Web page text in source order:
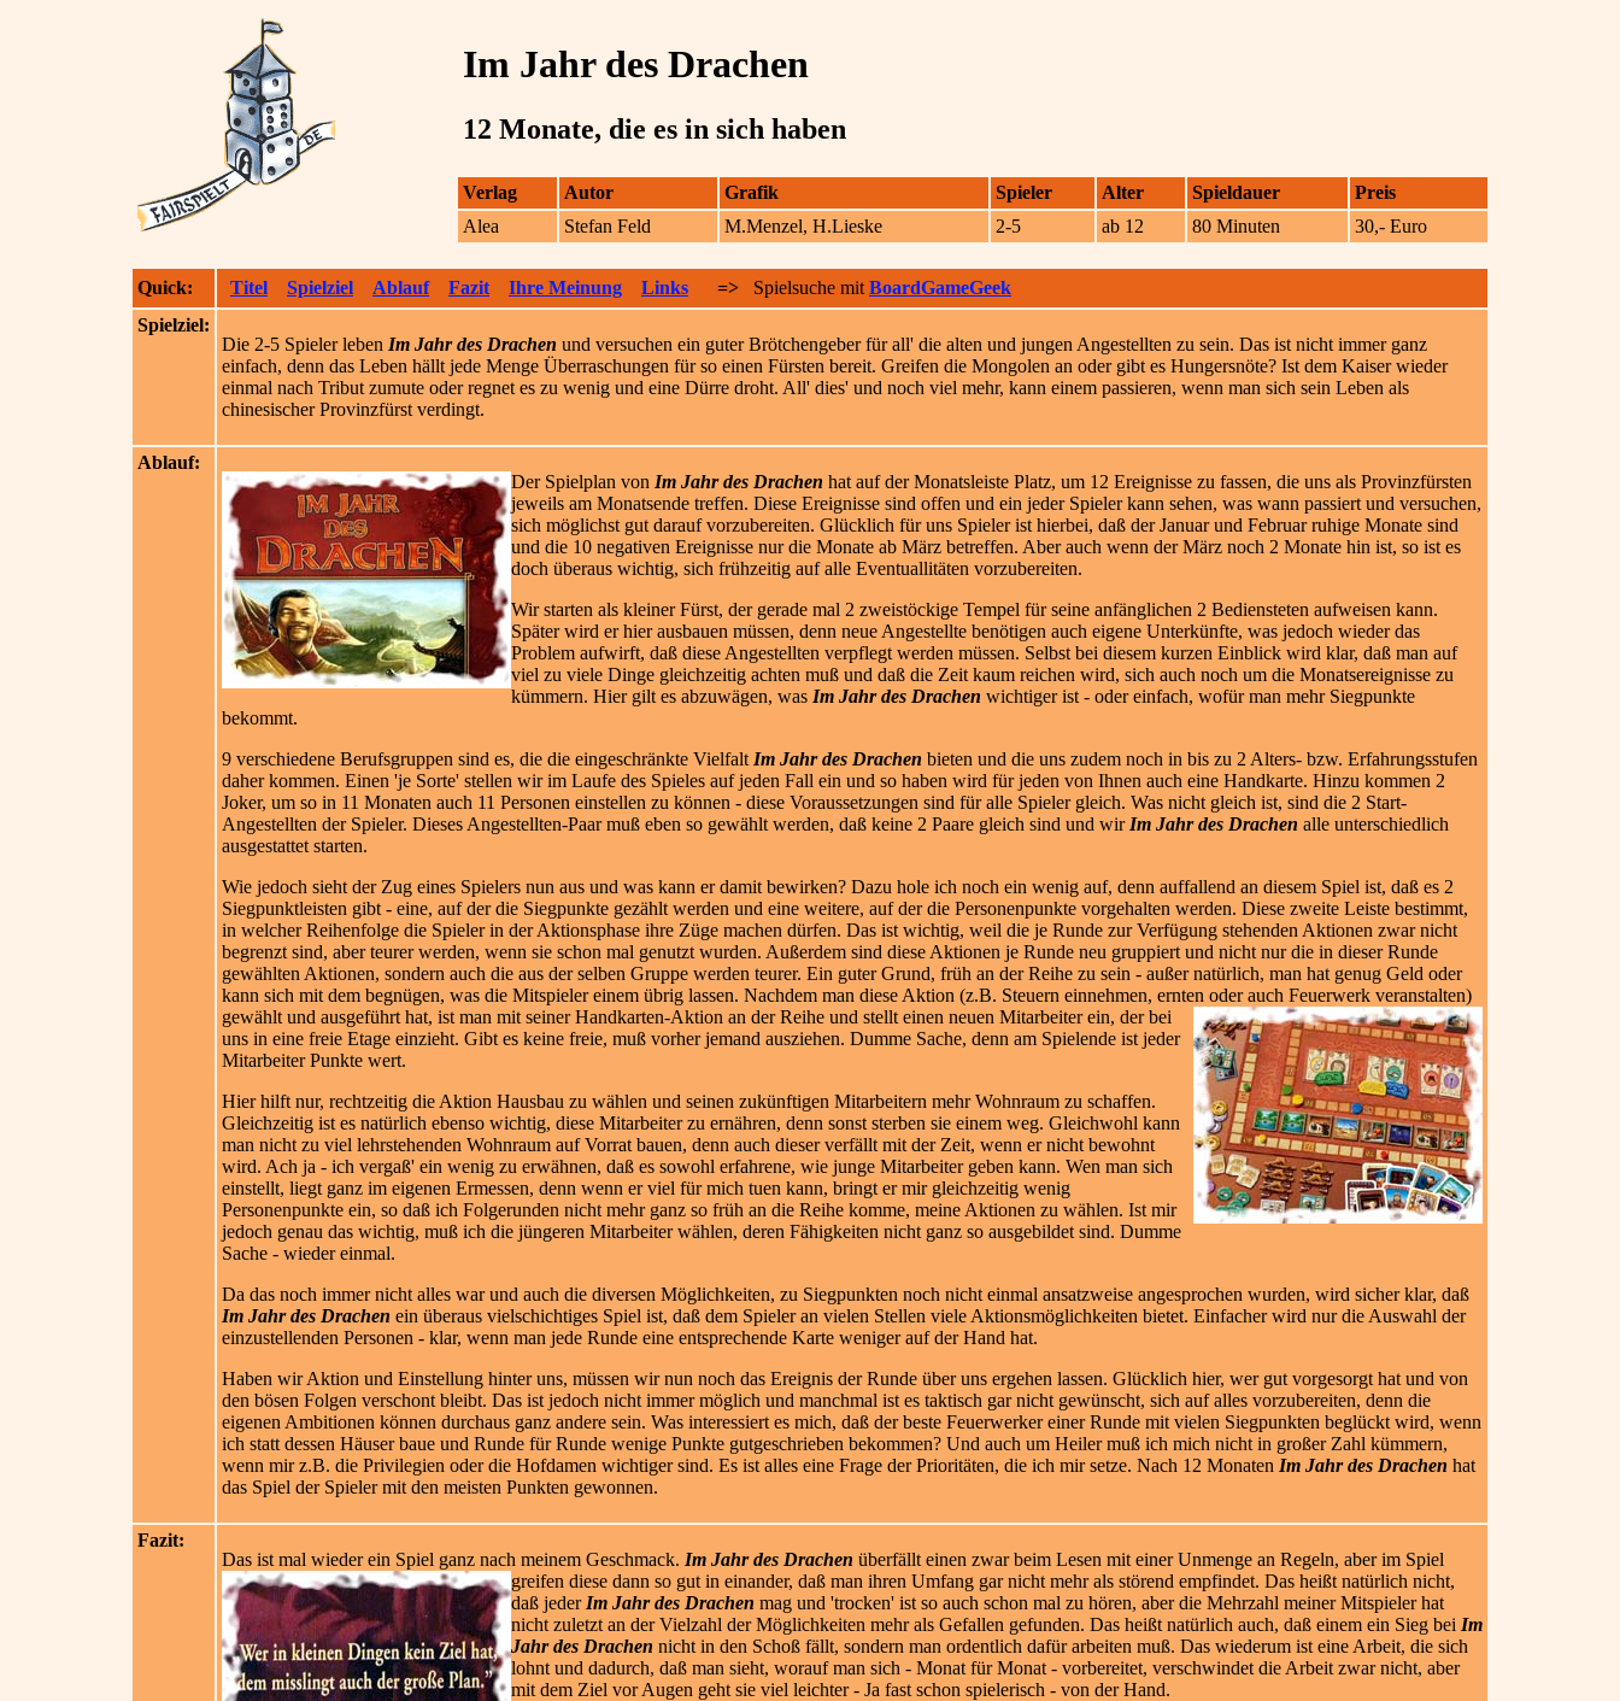
Im Jahr des Drachen
12 Monate, die es in sich haben
Verlag Autor Grafik Spieler Alter Spieldauer
Preis
Alea
Stefan Feld M.Menzel, H.Lieske 2-5 ab 12 80 Minuten 30,- Euro
Quick: Titel Spielziel Ablauf Fazit Ihre Meinung Links => Spielsuche mit BoardGameGeek
Spielziel:
Die 2-5 Spieler leben Im Jahr des Drachen und versuchen ein guter Brötchengeber für all' die alten und jungen Angestellten zu sein. Das ist nicht immer ganz
einfach, denn das Leben hällt jede Menge Überraschungen für so einen Fürsten bereit. Greifen die Mongolen an oder gibt es Hungersnöte? Ist dem Kaiser wieder
einmal nach Tribut zumute oder regnet es zu wenig und eine Dürre droht. All' dies' und noch viel mehr, kann einem passieren, wenn man sich sein Leben als
chinesischer Provinzfürst verdingt.
Ablauf:
Der Spielplan von Im Jahr des Drachen hat auf der Monatsleiste Platz, um 12 Ereignisse zu fassen, die uns als Provinzfürsten
jeweils am Monatsende treffen. Diese Ereignisse sind offen und ein jeder Spieler kann sehen, was wann passiert und versuchen,
sich möglichst gut darauf vorzubereiten. Glücklich für uns Spieler ist hierbei, daß der Januar und Februar ruhige Monate sind
und die 10 negativen Ereignisse nur die Monate ab März betreffen. Aber auch wenn der März noch 2 Monate hin ist, so ist es
doch überaus wichtig, sich frühzeitig auf alle Eventuallitäten vorzubereiten.
Wir starten als kleiner Fürst, der gerade mal 2 zweistöckige Tempel für seine anfänglichen 2 Bediensteten aufweisen kann.
Später wird er hier ausbauen müssen, denn neue Angestellte benötigen auch eigene Unterkünfte, was jedoch wieder das
Problem aufwirft, daß diese Angestellten verpflegt werden müssen. Selbst bei diesem kurzen Einblick wird klar, daß man auf
viel zu viele Dinge gleichzeitig achten muß und daß die Zeit kaum reichen wird, sich auch noch um die Monatsereignisse zu
kümmern. Hier gilt es abzuwägen, was Im Jahr des Drachen wichtiger ist - oder einfach, wofür man mehr Siegpunkte
bekommt.
9 verschiedene Berufsgruppen sind es, die die eingeschränkte Vielfalt Im Jahr des Drachen bieten und die uns zudem noch in bis zu 2 Alters- bzw. Erfahrungsstufen
daher kommen. Einen 'je Sorte' stellen wir im Laufe des Spieles auf jeden Fall ein und so haben wird für jeden von Ihnen auch eine Handkarte. Hinzu kommen 2
Joker, um so in 11 Monaten auch 11 Personen einstellen zu können - diese Voraussetzungen sind für alle Spieler gleich. Was nicht gleich ist, sind die 2 Start-
Angestellten der Spieler. Dieses Angestellten-Paar muß eben so gewählt werden, daß keine 2 Paare gleich sind und wir Im Jahr des Drachen alle unterschiedlich
ausgestattet starten.
Wie jedoch sieht der Zug eines Spielers nun aus und was kann er damit bewirken? Dazu hole ich noch ein wenig auf, denn auffallend an diesem Spiel ist, daß es 2
Siegpunktleisten gibt - eine, auf der die Siegpunkte gezählt werden und eine weitere, auf der die Personenpunkte vorgehalten werden. Diese zweite Leiste bestimmt,
in welcher Reihenfolge die Spieler in der Aktionsphase ihre Züge machen dürfen. Das ist wichtig, weil die je Runde zur Verfügung stehenden Aktionen zwar nicht
begrenzt sind, aber teurer werden, wenn sie schon mal genutzt wurden. Außerdem sind diese Aktionen je Runde neu gruppiert und nicht nur die in dieser Runde
gewählten Aktionen, sondern auch die aus der selben Gruppe werden teurer. Ein guter Grund, früh an der Reihe zu sein - außer natürlich, man hat genug Geld oder
kann sich mit dem begnügen, was die Mitspieler einem übrig lassen. Nachdem man diese Aktion (z.B. Steuern einnehmen, ernten oder auch Feuerwerk veranstalten)
gewählt und ausgeführt hat, ist man mit seiner Handkarten-Aktion an der Reihe und stellt einen neuen Mitarbeiter ein, der bei
uns in eine freie Etage einzieht. Gibt es keine freie, muß vorher jemand ausziehen. Dumme Sache, denn am Spielende ist jeder
Mitarbeiter Punkte wert.
Hier hilft nur, rechtzeitig die Aktion Hausbau zu wählen und seinen zukünftigen Mitarbeitern mehr Wohnraum zu schaffen.
Gleichzeitig ist es natürlich ebenso wichtig, diese Mitarbeiter zu ernähren, denn sonst sterben sie einem weg. Gleichwohl kann
man nicht zu viel lehrstehenden Wohnraum auf Vorrat bauen, denn auch dieser verfällt mit der Zeit, wenn er nicht bewohnt
wird. Ach ja - ich vergaß' ein wenig zu erwähnen, daß es sowohl erfahrene, wie junge Mitarbeiter geben kann. Wen man sich
einstellt, liegt ganz im eigenen Ermessen, denn wenn er viel für mich tuen kann, bringt er mir gleichzeitig wenig
Personenpunkte ein, so daß ich Folgerunden nicht mehr ganz so früh an die Reihe komme, meine Aktionen zu wählen. Ist mir
jedoch genau das wichtig, muß ich die jüngeren Mitarbeiter wählen, deren Fähigkeiten nicht ganz so ausgebildet sind. Dumme
Sache - wieder einmal.
Da das noch immer nicht alles war und auch die diversen Möglichkeiten, zu Siegpunkten noch nicht einmal ansatzweise angesprochen wurden, wird sicher klar, daß
Im Jahr des Drachen ein überaus vielschichtiges Spiel ist, daß dem Spieler an vielen Stellen viele Aktionsmöglichkeiten bietet. Einfacher wird nur die Auswahl der
einzustellenden Personen - klar, wenn man jede Runde eine entsprechende Karte weniger auf der Hand hat.
Haben wir Aktion und Einstellung hinter uns, müssen wir nun noch das Ereignis der Runde über uns ergehen lassen. Glücklich hier, wer gut vorgesorgt hat und von
den bösen Folgen verschont bleibt. Das ist jedoch nicht immer möglich und manchmal ist es taktisch gar nicht gewünscht, sich auf alles vorzubereiten, denn die
eigenen Ambitionen können durchaus ganz andere sein. Was interessiert es mich, daß der beste Feuerwerker einer Runde mit vielen Siegpunkten beglückt wird, wenn
ich statt dessen Häuser baue und Runde für Runde wenige Punkte gutgeschrieben bekommen? Und auch um Heiler muß ich mich nicht in großer Zahl kümmern,
wenn mir z.B. die Privilegien oder die Hofdamen wichtiger sind. Es ist alles eine Frage der Prioritäten, die ich mir setze. Nach 12 Monaten Im Jahr des Drachen hat
das Spiel der Spieler mit den meisten Punkten gewonnen.
Fazit:
Das ist mal wieder ein Spiel ganz nach meinem Geschmack. Im Jahr des Drachen überfällt einen zwar beim Lesen mit einer Unmenge an Regeln, aber im Spiel
greifen diese dann so gut in einander, daß man ihren Umfang gar nicht mehr als störend empfindet. Das heißt natürlich nicht,
daß jeder Im Jahr des Drachen mag und 'trocken' ist so auch schon mal zu hören, aber die Mehrzahl meiner Mitspieler hat
nicht zuletzt an der Vielzahl der Möglichkeiten mehr als Gefallen gefunden. Das heißt natürlich auch, daß einem ein Sieg bei Im
Jahr des Drachen nicht in den Schoß fällt, sondern man ordentlich dafür arbeiten muß. Das wiederum ist eine Arbeit, die sich
lohnt und dadurch, daß man sieht, worauf man sich - Monat für Monat - vorbereitet, verschwindet die Arbeit zwar nicht, aber
mit dem Ziel vor Augen geht sie viel leichter - Ja fast schon spielerisch - von der Hand.